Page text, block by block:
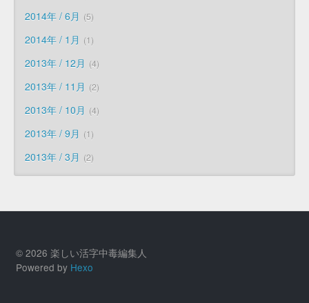
2014年 / 6月 5
2014年 / 1月 1
2013年 / 12月 4
2013年 / 11月 2
2013年 / 10月 4
2013年 / 9月 1
2013年 / 3月 2
© 2026 楽しい活字中毒編集人
Powered by Hexo